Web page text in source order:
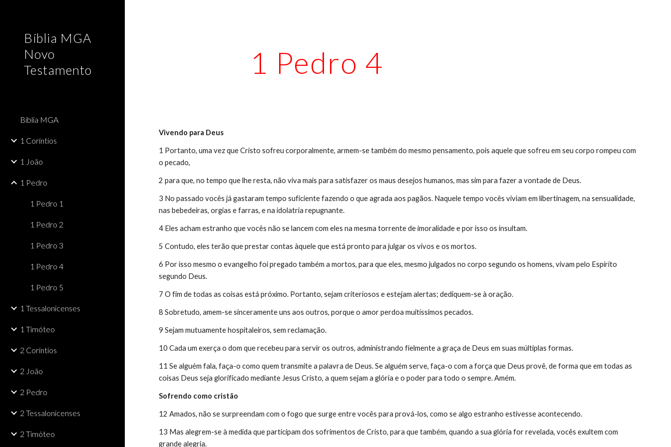
Bíblia MGA
Novo
Testamento
Bíblia MGA
1 Coríntios
1 João
1 Pedro
1 Pedro 1
1 Pedro 2
1 Pedro 3
1 Pedro 4
1 Pedro 5
1 Tessalonicenses
1 Timóteo
2 Coríntios
2 João
2 Pedro
2 Tessalonicenses
2 Timóteo
1 Pedro 4
Vivendo para Deus
1 Portanto, uma vez que Cristo sofreu corporalmente, armem-se também do mesmo pensamento, pois aquele que sofreu em seu corpo rompeu com
o pecado,
2 para que, no tempo que lhe resta, não viva mais para satisfazer os maus desejos humanos, mas sim para fazer a vontade de Deus.
3 No passado vocês já gastaram tempo suficiente fazendo o que agrada aos pagãos. Naquele tempo vocês viviam em libertinagem, na sensualidade,
nas bebedeiras, orgias e farras, e na idolatria repugnante.
4 Eles acham estranho que vocês não se lancem com eles na mesma torrente de imoralidade e por isso os insultam.
5 Contudo, eles terão que prestar contas àquele que está pronto para julgar os vivos e os mortos.
6 Por isso mesmo o evangelho foi pregado também a mortos, para que eles, mesmo julgados no corpo segundo os homens, vivam pelo Espírito
segundo Deus.
7 O fim de todas as coisas está próximo. Portanto, sejam criteriosos e estejam alertas; dediquem-se à oração.
8 Sobretudo, amem-se sinceramente uns aos outros, porque o amor perdoa muitíssimos pecados.
9 Sejam mutuamente hospitaleiros, sem reclamação.
10 Cada um exerça o dom que recebeu para servir os outros, administrando fielmente a graça de Deus em suas múltiplas formas.
11 Se alguém fala, faça-o como quem transmite a palavra de Deus. Se alguém serve, faça-o com a força que Deus provê, de forma que em todas as
coisas Deus seja glorificado mediante Jesus Cristo, a quem sejam a glória e o poder para todo o sempre. Amém.
Sofrendo como cristão
12 Amados, não se surpreendam com o fogo que surge entre vocês para prová-los, como se algo estranho estivesse acontecendo.
13 Mas alegrem-se à medida que participam dos sofrimentos de Cristo, para que também, quando a sua glória for revelada, vocês exultem com
grande alegria.